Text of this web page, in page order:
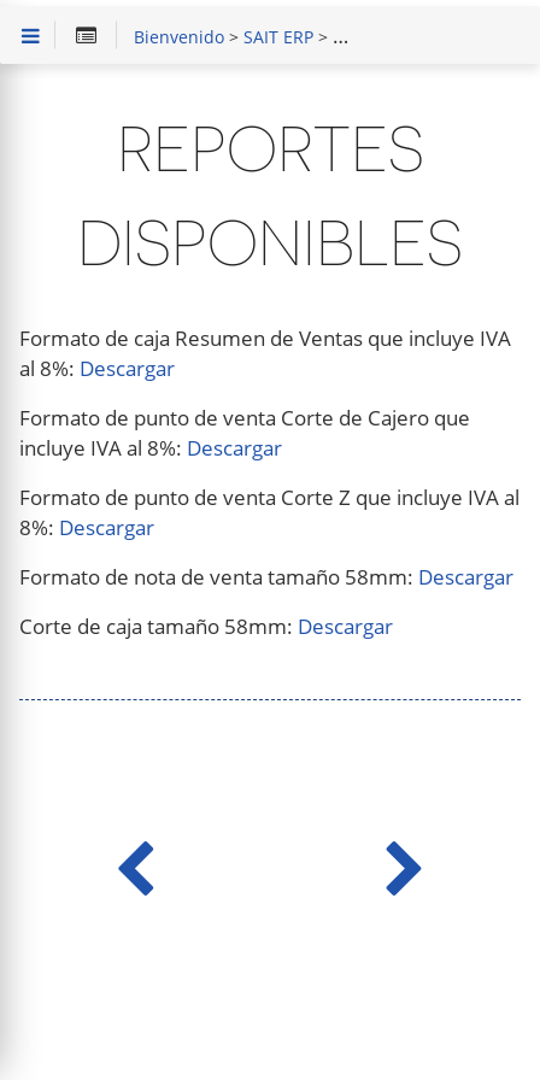
Bienvenido> SAIT ERP> Capacitación en Módulo
REPORTES
DISPONIBLES
Formato de caja Resumen de Ventas que incluye IVA
al 8%: Descargar
Formato de punto de venta Corte de Cajero que
incluye IVA al 8%: Descargar
Formato de punto de venta Corte Z que incluye IVA al
8%: Descargar
Formato de nota de venta tamaño 58mm: Descargar
Corte de caja tamaño 58mm: Descargar